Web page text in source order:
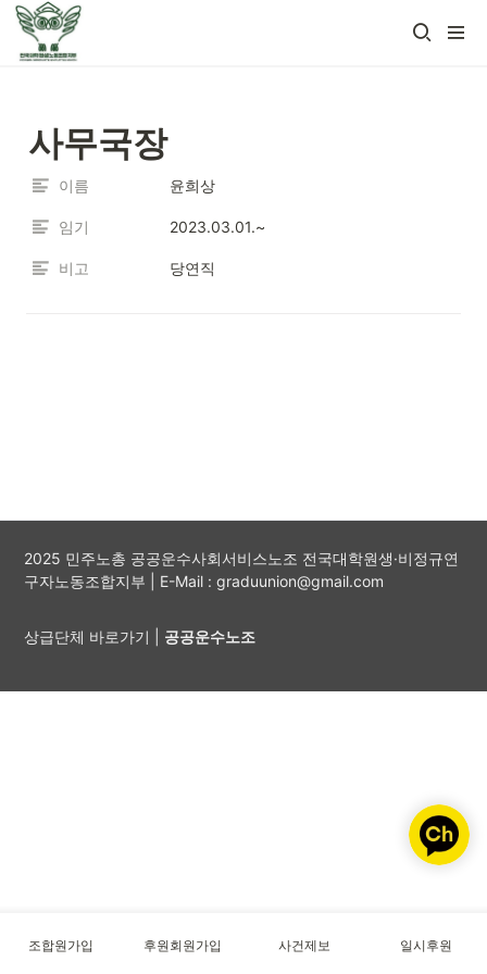
사무국장
이름 윤희상
임기 2023.03.01.~
비고 당연직
2025 민주노총 공공운수사회서비스노조 전국대학원생·비정규연
구자노동조합지부 | E-Mail : graduunion@gmail.com
상급단체 바로가기 | 공공운수노조
조합원가입 후원회원가입 사건제보 일시후원